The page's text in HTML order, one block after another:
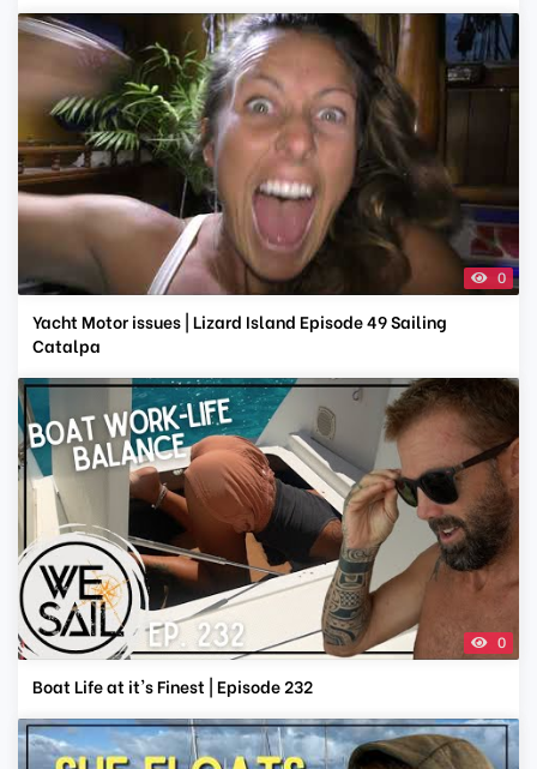
0
Yacht Motor issues | Lizard Island Episode 49 Sailing
Catalpa
0
Boat Life at it's Finest | Episode 232